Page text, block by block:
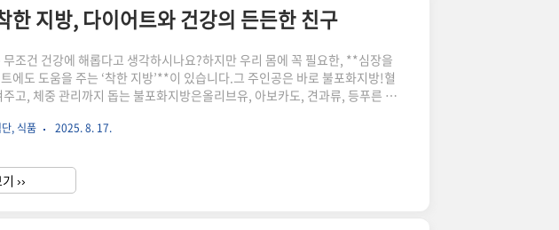
한 지방, 다이어트와 건강의 든든한 친구
무조건 건강에 해롭다고 생각하시나요?하지만 우리 몸에 꼭 필요한, **심장을
에도 도움을 주는 ‘착한 지방’**이 있습니다.그 주인공은 바로 불포화지방!혈
주고, 체중 관리까지 돕는 불포화지방은올리브유, 아보카도, 견과류, 등푸른 생
지 알아보겠습니다. 불포화지방이란 무엇일까?불포화지방의 종류 (단일불포
잡는 방법마무리 – 건강한 식습관을 위한 작은 실천 불포화지방이란 무엇일
(Unsaturated Fat)은 우리 몸에 꼭 필요한 ‘좋은 지..
, 식품 2025. 8. 17.
››